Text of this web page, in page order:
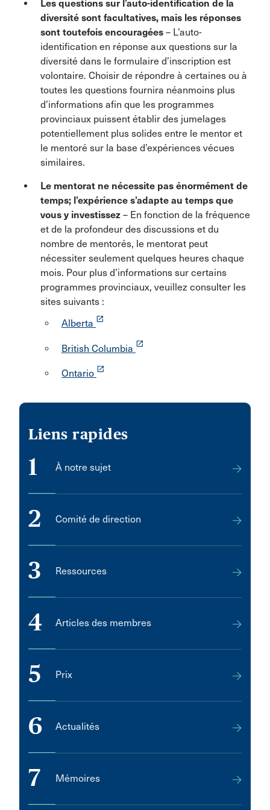
Les questions sur l’auto-identification de la
diversité sont facultatives, mais les réponses
sont toutefois encouragées – L’auto-
identification en réponse aux questions sur la
diversité dans le formulaire d’inscription est
volontaire. Choisir de répondre à certaines ou à
toutes les questions fournira néanmoins plus
d’informations afin que les programmes
provinciaux puissent établir des jumelages
potentiellement plus solides entre le mentor et
le mentoré sur la base d’expériences vécues
similaires.
Le mentorat ne nécessite pas énormément de
temps; l’expérience s’adapte au temps que
vous y investissez – En fonction de la fréquence
et de la profondeur des discussions et du
nombre de mentorés, le mentorat peut
nécessiter seulement quelques heures chaque
mois. Pour plus d’informations sur certains
programmes provinciaux, veuillez consulter les
sites suivants :
Alberta launch
British Columbia launch
Ontario launch
Liens rapides
1 À notre sujet
2 Comité de direction
3 Ressources
4 Articles des membres
5 Prix
6 Actualités
7 Mémoires